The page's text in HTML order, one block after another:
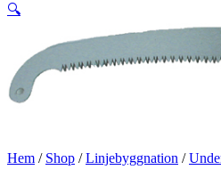
🔍
Hem / Shop /Linjebyggnation /